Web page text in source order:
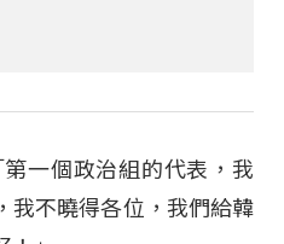
一個政治組的代表，我
我不曉得各位，我們給韓